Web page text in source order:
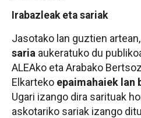
Irabazleak eta sariak
Jasotako lan guztien artean,
saria aukeratuko du
ALEAko eta Arabako
Elkarteko epaimahaiek lan
Ugari izango dira sarituak
askotariko sariak izango